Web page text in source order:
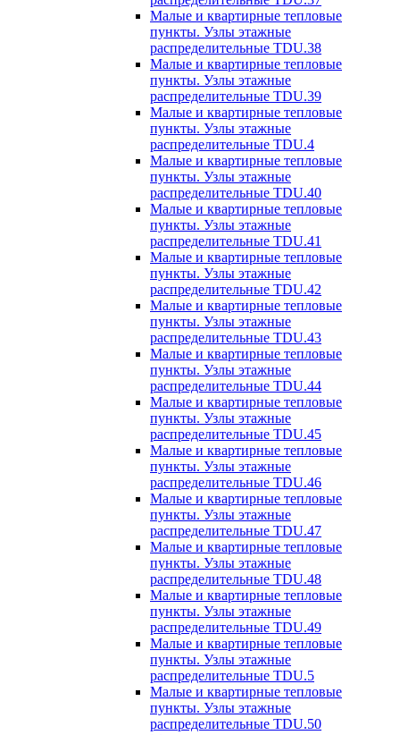
Малые и квартирные тепловые
пункты. Узлы этажные
распределительные TDU.38
Малые и квартирные тепловые
пункты. Узлы этажные
распределительные TDU.39
Малые и квартирные тепловые
пункты. Узлы этажные
распределительные TDU.4
Малые и квартирные тепловые
пункты. Узлы этажные
распределительные TDU.40
Малые и квартирные тепловые
пункты. Узлы этажные
распределительные TDU.41
Малые и квартирные тепловые
пункты. Узлы этажные
распределительные TDU.42
Малые и квартирные тепловые
пункты. Узлы этажные
распределительные TDU.43
Малые и квартирные тепловые
пункты. Узлы этажные
распределительные TDU.44
Малые и квартирные тепловые
пункты. Узлы этажные
распределительные TDU.45
Малые и квартирные тепловые
пункты. Узлы этажные
распределительные TDU.46
Малые и квартирные тепловые
пункты. Узлы этажные
распределительные TDU.47
Малые и квартирные тепловые
пункты. Узлы этажные
распределительные TDU.48
Малые и квартирные тепловые
пункты. Узлы этажные
распределительные TDU.49
Малые и квартирные тепловые
пункты. Узлы этажные
распределительные TDU.5
Малые и квартирные тепловые
пункты. Узлы этажные
распределительные TDU.50